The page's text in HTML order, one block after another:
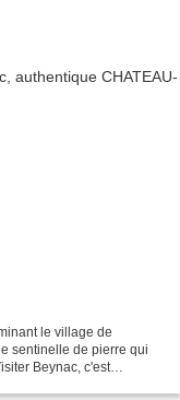
le village de
sentinelle de pierre qui
Beynac, c'est